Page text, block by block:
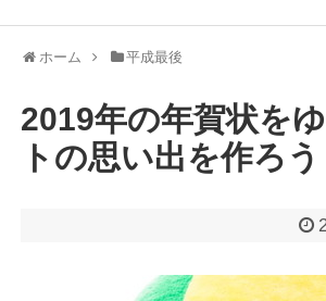
ホーム 平成最後
2019年の年賀状を
トの思い出を作ろ